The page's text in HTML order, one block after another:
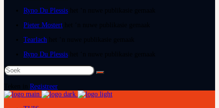
Ryno Du Plessis
Pieter Mostert
Tearlach
Ryno Du Plessis
Soek
na:
Registreer